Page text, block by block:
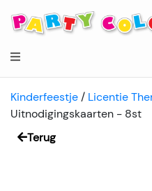
Kinderfeestje / Licentie
Uitnodigingskaarten - 8st
Terug